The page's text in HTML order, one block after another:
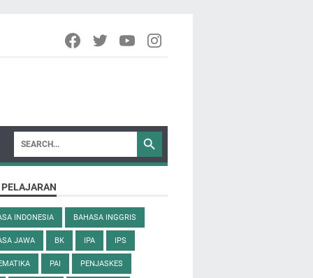
PELAJARAN
INDONESIA BAHASA INGGRIS
JAWA BK IPA IPS
PAI PENJASKES